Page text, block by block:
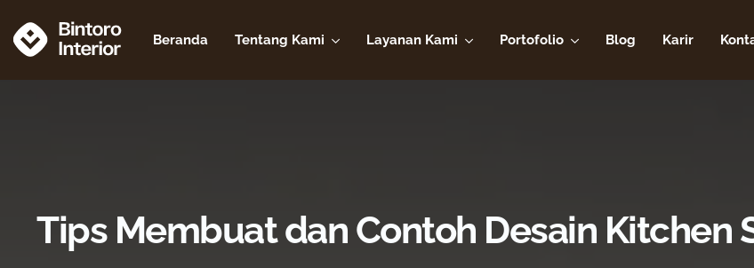
Beranda Tentang Kami Layanan Kami Portofolio Blog Karir
Tips Membuat dan Contoh Desain Kitchen